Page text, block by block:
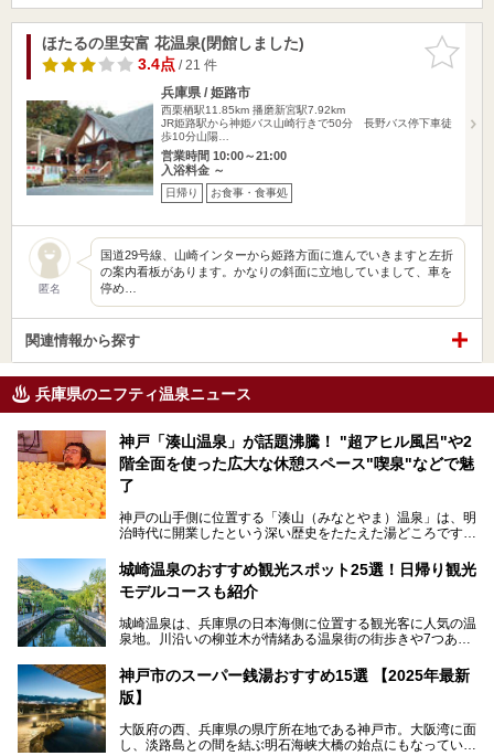
お気に入
りに追加
ほたるの里安富 花温泉(閉館しました)
3.4点/ 21 件
兵庫県 / 姫路市
西栗栖駅11.85km 播磨新宮駅7.92km
JR姫路駅から神姫バス山崎行きで50分 長野バス停下車徒
歩10分山陽…
営業時間 10:00～21:00
入浴料金 ～
日帰り お食事・食事処
匿名
国道29号線、山崎インターから姫路方面に進んでいきますと左折
の案内看板があります。かなりの斜面に立地していまして、車を
停め…
関連情報から探す
兵庫県のニフティ温泉ニュース
神戸「湊山温泉」が話題沸騰！ "超アヒル風呂"や2
階全面を使った広大な休憩スペース"喫泉"などで魅
了
神戸の山手側に位置する「湊山（みなとやま）温泉」は、明
治時代に開業したという深い歴史をたたえた湯どころです。
っぱいに浮かぶアヒルちゃん。さらに、ゆったりくつろげて
コワーキングも可能な休憩スペースも人気に。斬新な企画や
設備で人々をアッと驚かせる湊山温泉の魅力をリポートしま
城崎温泉のおすすめ観光スポット25選！日帰り観光
モデルコースも紹介
城崎温泉は、兵庫県の日本海側に位置する観光客に人気の温
泉地。川沿いの柳並木が情緒ある温泉街の街歩きや7つある
られています。鉄道の駅から温泉街が近く、歩いて回るのに
ちょうどよい規模で、日帰りでの訪問にもおすすめです。
の観光スポットをピックアップ。温泉やご当地グルメなどを
盛り込んだ日帰り観光モデルコースも紹介しているので、ぜ
神戸市のスーパー銭湯おすすめ15選 【2025年最新
版】
大阪府の西、兵庫県の県庁所在地である神戸市。大阪湾に面
し、淡路島との間を結ぶ明石海峡大橋の始点にもなっていま